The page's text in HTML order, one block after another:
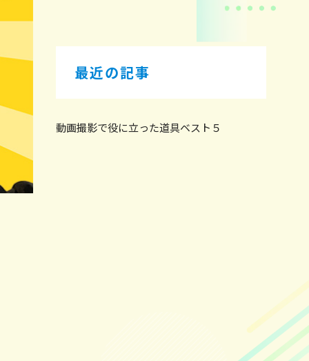
最近の記事
動画撮影で役に立った道具ベスト５